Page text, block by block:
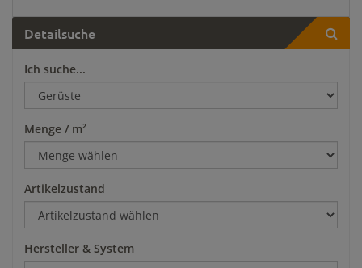
Detailsuche
Ich suche...
Menge / m²
Artikelzustand
Hersteller & System